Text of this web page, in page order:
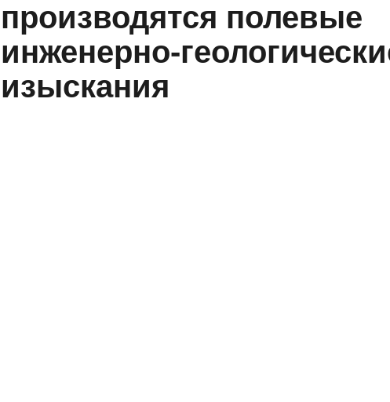
О компании
производятся полевые
инженерно-
изыскания